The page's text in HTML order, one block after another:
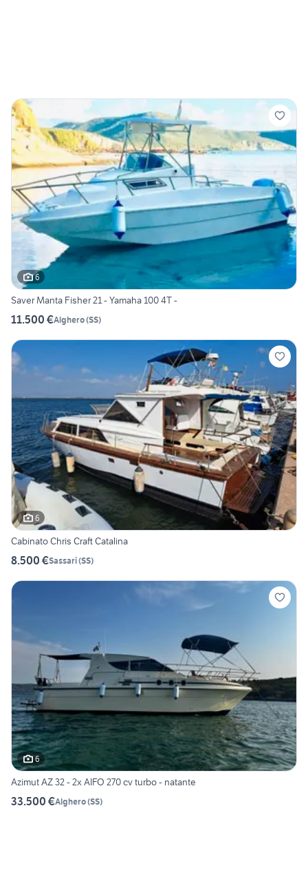
6
Saver Manta Fisher 21 - Yamaha 100 4T -
11.500 €Alghero(SS)
6
Cabinato Chris Craft Catalina
8.500 €Sassari(SS)
6
Azimut AZ 32 - 2x AIFO 270 cv turbo - natante
33.500 €Alghero(SS)